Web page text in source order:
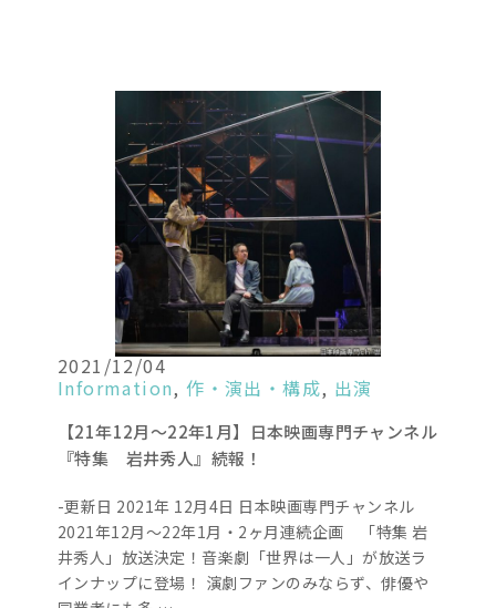
2021/12/04
Information,作・演出・構成, 出演
【21年12月～22年1月】日本映画専門チャンネル
『特集 岩井秀人』続報！
-更新日 2021年 12月4日 日本映画専門チャンネル
2021年12月～22年1月・2ヶ月連続企画 「特集 岩
井秀人」放送決定！音楽劇「世界は一人」が放送ラ
インナップに登場！ 演劇ファンのみならず、俳優や